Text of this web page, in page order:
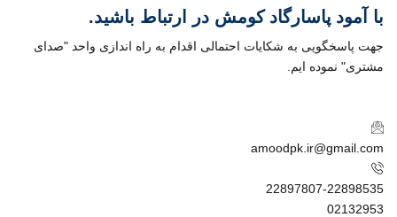
با
آمود پاسارگاد کومش در ارتباط باشید.
جهت پاسخگویی به شکایات احتمالی اقدام به راه اندازی واحد "صدای
مشتری" نموده ایم.
amoodpk.ir@gmail.com
22897807-22898535
02132953